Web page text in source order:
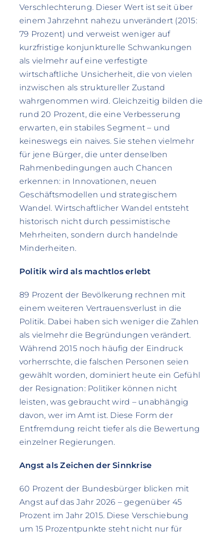
Verschlechterung. Dieser Wert ist seit über
einem Jahrzehnt nahezu unverändert (2015:
79 Prozent) und verweist weniger auf
kurzfristige konjunkturelle Schwankungen
als vielmehr auf eine verfestigte
wirtschaftliche Unsicherheit, die von vielen
inzwischen als struktureller Zustand
wahrgenommen wird. Gleichzeitig bilden die
rund 20 Prozent, die eine Verbesserung
erwarten, ein stabiles Segment – und
keineswegs ein naives. Sie stehen vielmehr
für jene Bürger, die unter denselben
Rahmenbedingungen auch Chancen
erkennen: in Innovationen, neuen
Geschäftsmodellen und strategischem
Wandel. Wirtschaftlicher Wandel entsteht
historisch nicht durch pessimistische
Mehrheiten, sondern durch handelnde
Minderheiten.
Politik wird als machtlos erlebt
89 Prozent der Bevölkerung rechnen mit
einem weiteren Vertrauensverlust in die
Politik. Dabei haben sich weniger die Zahlen
als vielmehr die Begründungen verändert.
Während 2015 noch häufig der Eindruck
vorherrschte, die falschen Personen seien
gewählt worden, dominiert heute ein Gefühl
der Resignation: Politiker können nicht
leisten, was gebraucht wird – unabhängig
davon, wer im Amt ist. Diese Form der
Entfremdung reicht tiefer als die Bewertung
einzelner Regierungen.
Angst als Zeichen der Sinnkrise
60 Prozent der Bundesbürger blicken mit
Angst auf das Jahr 2026 – gegenüber 45
Prozent im Jahr 2015. Diese Verschiebung
um 15 Prozentpunkte steht nicht nur für